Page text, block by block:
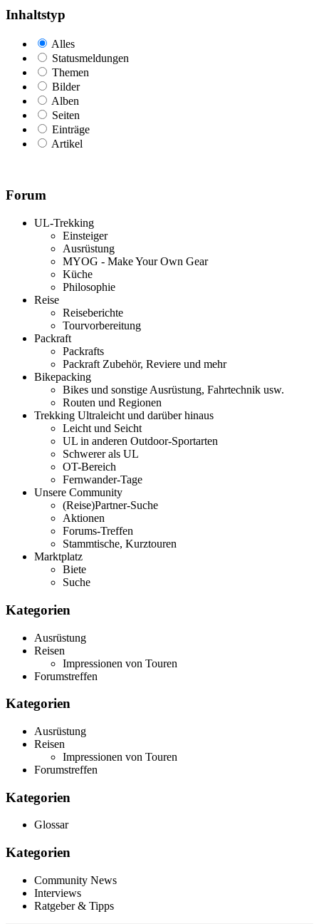
Inhaltstyp
Alles
Statusmeldungen
Themen
Bilder
Alben
Seiten
Einträge
Artikel
Forum
UL-Trekking
Einsteiger
Ausrüstung
MYOG - Make Your Own Gear
Küche
Philosophie
Reise
Reiseberichte
Tourvorbereitung
Packraft
Packrafts
Packraft Zubehör, Reviere und mehr
Bikepacking
Bikes und sonstige Ausrüstung, Fahrtechnik usw.
Routen und Regionen
Trekking Ultraleicht und darüber hinaus
Leicht und Seicht
UL in anderen Outdoor-Sportarten
Schwerer als UL
OT-Bereich
Fernwander-Tage
Unsere Community
(Reise)Partner-Suche
Aktionen
Forums-Treffen
Stammtische, Kurztouren
Marktplatz
Biete
Suche
Kategorien
Ausrüstung
Reisen
Impressionen von Touren
Forumstreffen
Kategorien
Ausrüstung
Reisen
Impressionen von Touren
Forumstreffen
Kategorien
Glossar
Kategorien
Community News
Interviews
Ratgeber & Tipps